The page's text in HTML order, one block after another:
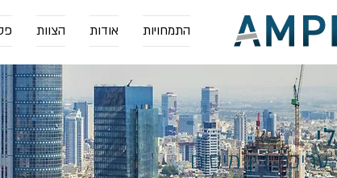
התמחויות אודות הצוות
דין מיסים